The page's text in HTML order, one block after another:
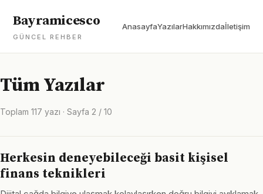
Bayramicesco
GÜNCEL REHBER
AnasayfaYazılarHakkımızdaİletişim
Tüm Yazılar
Toplam 117 yazı · Sayfa 2 / 10
Herkesin deneyebileceği basit kişisel
finans teknikleri